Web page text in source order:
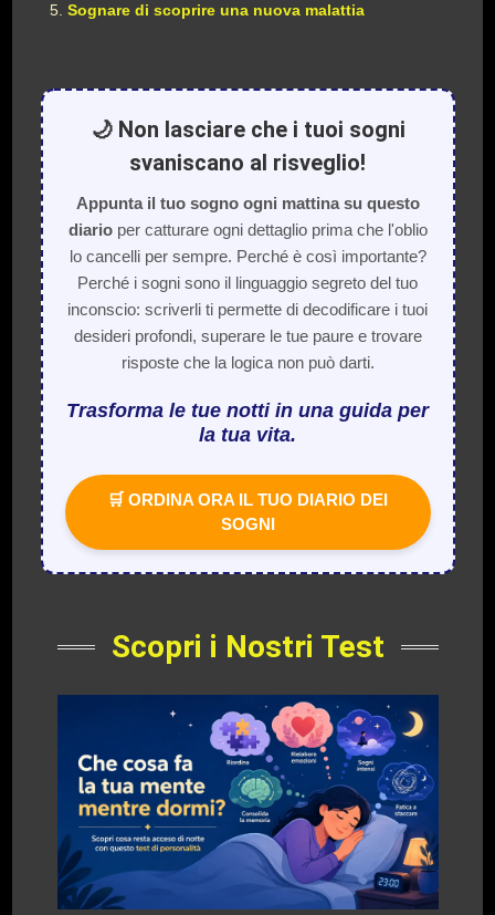
Sognare di scoprire una nuova malattia
🌙 Non lasciare che i tuoi sogni
svaniscano al risveglio!
Appunta il tuo sogno ogni mattina su questo
diarioper catturare ogni dettaglio prima che l'oblio
lo cancelli per sempre. Perché è così importante?
Perché i sogni sono il linguaggio segreto del tuo
inconscio: scriverli ti permette di decodificare i tuoi
desideri profondi, superare le tue paure e trovare
risposte che la logica non può darti.
Trasforma le tue notti in una guida per
la tua vita.
🛒 ORDINA ORA IL TUO DIARIO DEI
SOGNI
Scopri i Nostri Test